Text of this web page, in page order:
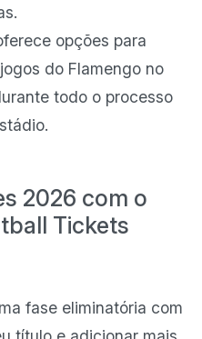
opções para
do Flamengo no
todo o processo
2026 com o
Tickets
fase eliminatória com